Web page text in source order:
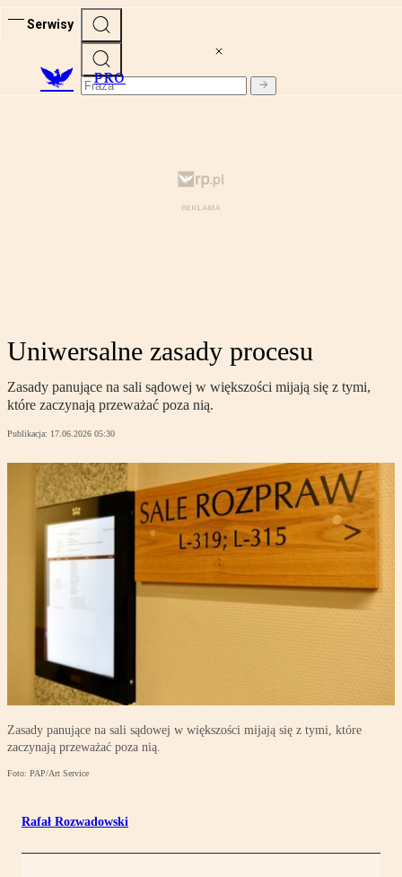
Serwisy
PRO
Uniwersalne zasady procesu
Zasady panujące na sali sądowej w większości mijają się z tymi,
które zaczynają przeważać poza nią.
Publikacja: 17.06.2026 05:30
Zasady panujące na sali sądowej w większości mijają się z tymi, które
zaczynają przeważać poza nią.
Foto: PAP/Art Service
Rafał Rozwadowski